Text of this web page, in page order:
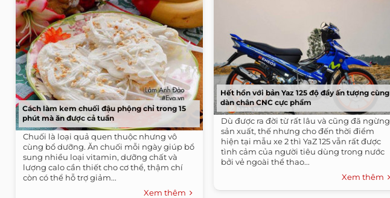
Cách làm kem chuối đậu phộng chỉ trong 15
phút mà ăn được cả tuần
Chuối là loại quả quen thuộc nhưng vô
cùng bổ dưỡng. Ăn chuối mỗi ngày giúp bổ
sung nhiều loại vitamin, dưỡng chất và
lượng calo cần thiết cho cơ thể, thậm chí
còn có thể hỗ trợ giảm...
Xem thêm
Hết hồn với bản Yaz 125 độ đầy ấn tượng cùng
dàn chân CNC cực phẩm
Dù được ra đời từ rất lâu và cũng đã ngừng
sản xuất, thế nhưng cho đến thời điểm
hiện tại mẫu xe 2 thì YaZ 125 vẫn rất được
tình cảm của người tiêu dùng trong nước
bởi vẻ ngoài thể thao...
Xem thêm